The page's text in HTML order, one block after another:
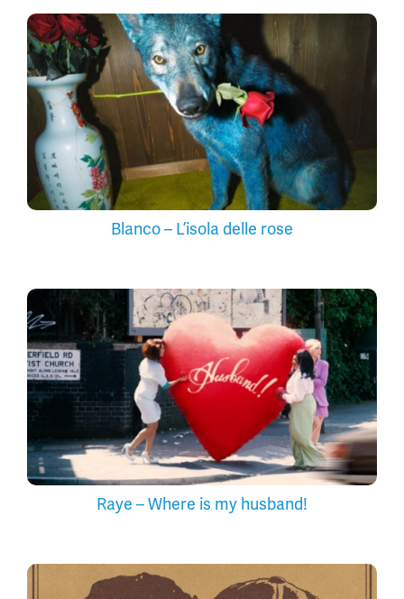
Blanco – L’isola delle rose
Raye – Where is my husband!